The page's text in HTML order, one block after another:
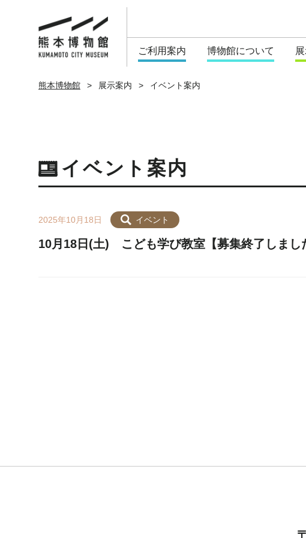
ご利用案内 博物館について
熊本博物館 展示案内 イベント案内
イベント案内
2025年10月18日 イベント
10月18日(土) こども学び教室【募集終了しまし